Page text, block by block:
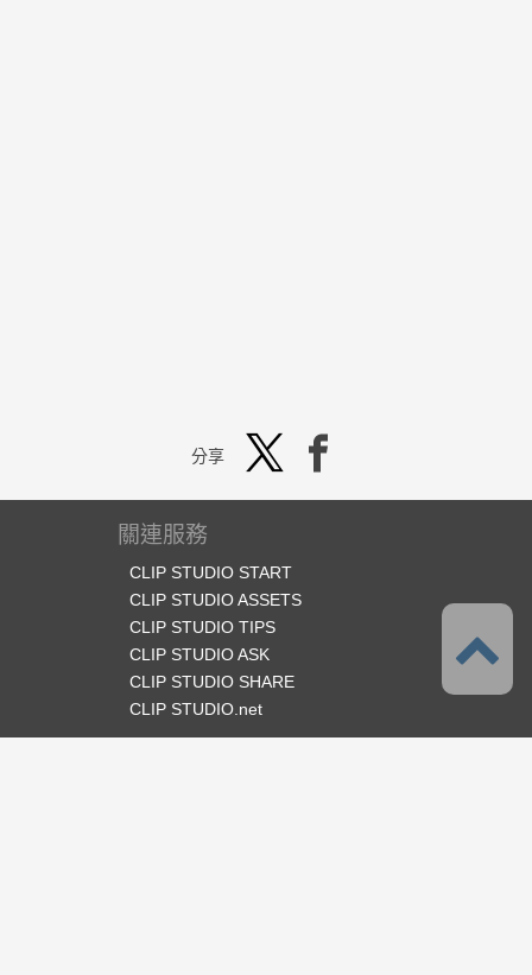
分享
關連服務
CLIP STUDIO START
CLIP STUDIO ASSETS
CLIP STUDIO TIPS
CLIP STUDIO ASK
CLIP STUDIO SHARE
CLIP STUDIO.net